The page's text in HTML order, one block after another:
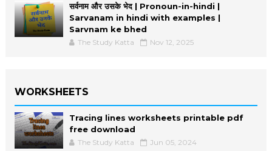
सर्वनाम और उसके भेद | Pronoun-in-hindi |
Sarvanam in hindi with examples |
Sarvnam ke bhed
The Study Katta Nov 12, 2025
WORKSHEETS
Tracing lines worksheets printable pdf
free download
The Study Katta Jun 05, 2024